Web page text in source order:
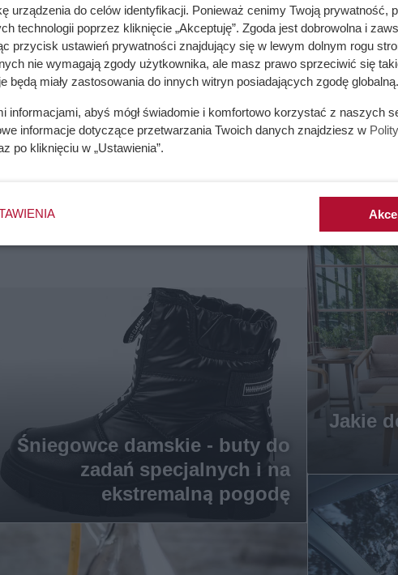
Śniegowce damskie - buty do
zadań specjalnych i na
ekstremalną pogodę
Jakie
urządzenia do celów identyfikacji. Ponieważ cenimy Twoją prywatność,
technologii poprzez kliknięcie „Akceptuję”. Zgoda jest dobrowolna i
przycisk ustawień prywatności znajdujący się w lewym dolnym rogu
nie wymagają zgody użytkownika, ale masz prawo sprzeciwić się
będą miały zastosowania do innych witryn posiadających zgodę globalną.
informacjami, abyś mógł świadomie i komfortowo korzystać z naszych
informacje dotyczące przetwarzania Twoich danych znajdziesz w
po kliknięciu w „Ustawienia”.